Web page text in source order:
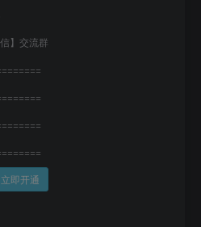
】交流群
立即开通